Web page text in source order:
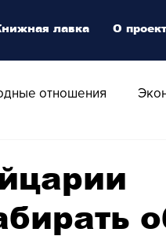
отношения
Swiss Афиша Стиль
лавка О